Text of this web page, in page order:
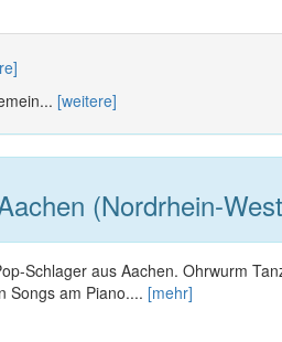
[weitere]
(Nordrhein-
Schlager aus Aachen. Ohrwurm
Songs am Piano.... [mehr]